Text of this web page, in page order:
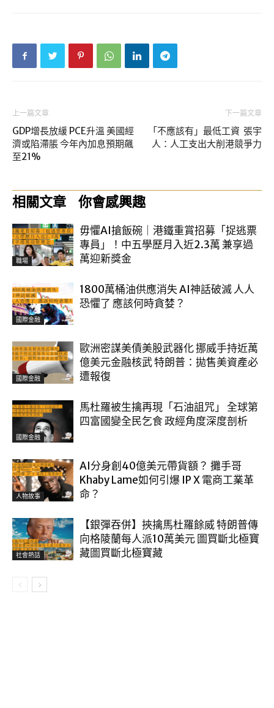
上一篇文章
GDP增長放緩 PCE升溫 美國經
濟或陷滯脹 今年內加息預期飆
至21%
下一篇文章
「不應該有」最低工資 張宇
人：人工支出大削港競爭力
相關文章 你會感興趣
職場
毋懼AI搶飯碗｜港鐵重賞招募「捉逃票
專員」！中五學歷月入近2.3萬 兼享過
萬迎新獎金
國際金融
1800萬桶油供應消失 AI神話破滅 人人
恐懼了 應該何時貪婪？
國際金融
歐洲密謀美債美股武器化 挪威手持近萬
億美元金融核武 特朗普：拋售美資產必
遭報復
國際金融
馬杜羅被生擒再現「石油詛咒」 全球第
四富國變全民乞食 政經角度深度剖析
人物故事
AI分身創40億美元帶貨額？ 攤手哥
Khaby Lame如何引爆 IP X 電商工業革
命？
社會熱話
【銀彈吞併】挾擒馬杜羅餘威 特朗普傳
向格陵蘭每人派10萬美元 圖買斷北極寶
藏圖買斷北極寶藏